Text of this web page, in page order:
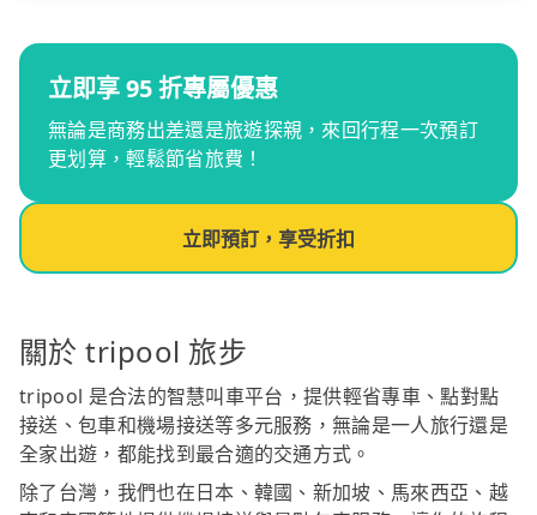
立即享 95 折專屬優惠
無論是商務出差還是旅遊探親，來回行程一次預訂
更划算，輕鬆節省旅費！
立即預訂，享受折扣
關於 tripool 旅步
tripool 是合法的智慧叫車平台，提供輕省專車、點對點
接送、包車和機場接送等多元服務，無論是一人旅行還是
全家出遊，都能找到最合適的交通方式。
除了台灣，我們也在日本、韓國、新加坡、馬來西亞、越